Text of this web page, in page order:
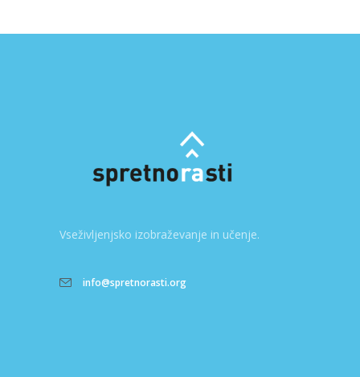
Vseživljenjsko izobraževanje in učenje.
info@spretnorasti.org